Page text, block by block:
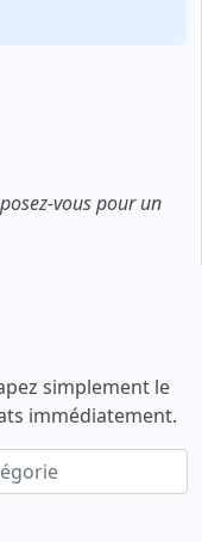
vous pour un
simplement le
immédiatement.